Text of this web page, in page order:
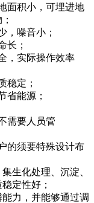
积小，可埋进地
物；
少，噪音小；
命长；
实际操作效率
质稳定；
节省能源；
需要人员管
须要特殊设计布
生化处理、沉淀、
质稳定性好；
力，并能够通过调